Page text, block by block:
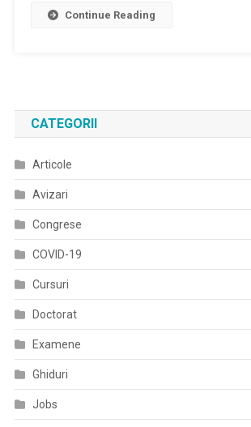
Continue Reading
CATEGORII
Articole
Avizari
Congrese
COVID-19
Cursuri
Doctorat
Examene
Ghiduri
Jobs